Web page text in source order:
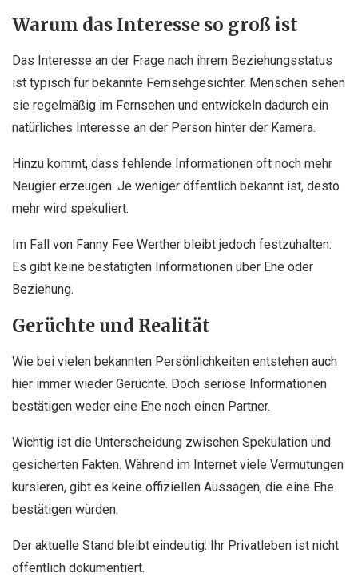
Warum das Interesse so groß ist
Das Interesse an der Frage nach ihrem Beziehungsstatus
ist typisch für bekannte Fernsehgesichter. Menschen sehen
sie regelmäßig im Fernsehen und entwickeln dadurch ein
natürliches Interesse an der Person hinter der Kamera.
Hinzu kommt, dass fehlende Informationen oft noch mehr
Neugier erzeugen. Je weniger öffentlich bekannt ist, desto
mehr wird spekuliert.
Im Fall von Fanny Fee Werther bleibt jedoch festzuhalten:
Es gibt keine bestätigten Informationen über Ehe oder
Beziehung.
Gerüchte und Realität
Wie bei vielen bekannten Persönlichkeiten entstehen auch
hier immer wieder Gerüchte. Doch seriöse Informationen
bestätigen weder eine Ehe noch einen Partner.
Wichtig ist die Unterscheidung zwischen Spekulation und
gesicherten Fakten. Während im Internet viele Vermutungen
kursieren, gibt es keine offiziellen Aussagen, die eine Ehe
bestätigen würden.
Der aktuelle Stand bleibt eindeutig: Ihr Privatleben ist nicht
öffentlich dokumentiert.